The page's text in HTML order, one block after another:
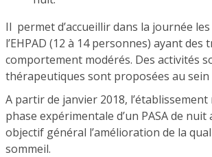
Il permet d’accueillir dans la journée
l’EHPAD (12 à 14 personnes) ayant des
comportement modérés. Des activités
thérapeutiques sont proposées au sein
A partir de janvier 2018,
phase expérimentale d’un PASA de
objectif général l’amélioration de la
sommeil.